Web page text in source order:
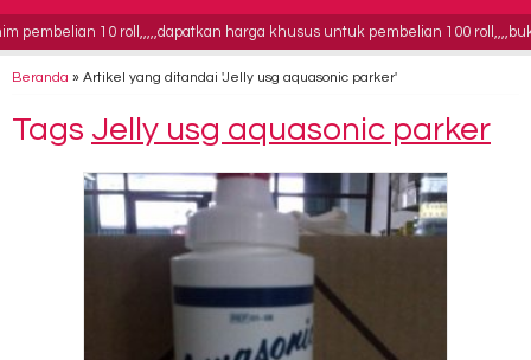
pembelian 10 roll,,,,,dapatkan harga khusus untuk pembelian 100
Beranda » Artikel yang ditandai 'Jelly usg aquasonic parker'
Tags Jelly usg aquasonic parker